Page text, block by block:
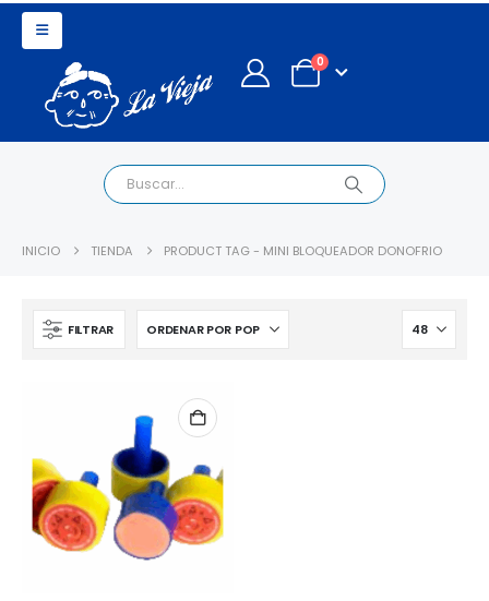
0
INICIO TIENDA PRODUCT TAG - MINI BLOQUEADOR DONOFRIO
FILTRAR